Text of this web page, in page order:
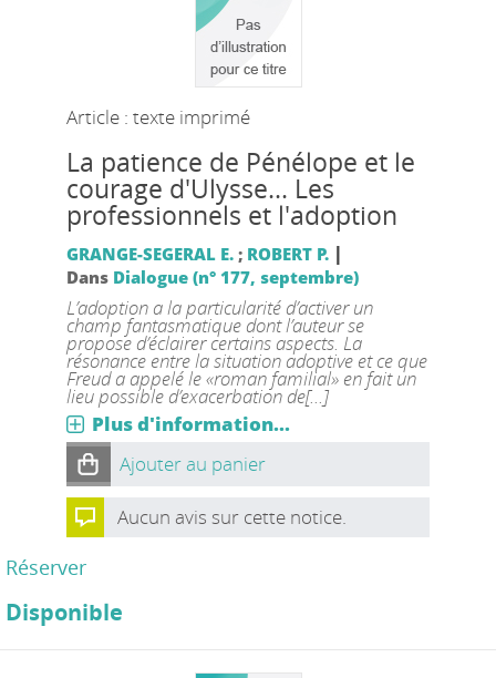
Article : texte imprimé
La patience de Pénélope et le
courage d'Ulysse... Les
professionnels et l'adoption
GRANGE-SEGERAL E.; ROBERT P. |
Dans Dialogue (n° 177, septembre)
L’adoption a la particularité d’activer un
champ fantasmatique dont l’auteur se
propose d’éclairer certains aspects. La
résonance entre la situation adoptive et ce que
Freud a appelé le «roman familial» en fait un
lieu possible d’exacerbation de[...]
Plus d'information...
Ajouter au panier
Aucun avis sur cette notice.
Réserver
Disponible